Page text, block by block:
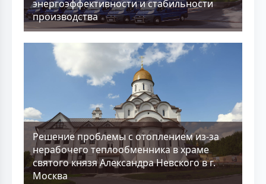
энергоэффективности и стабильности
производства
Решение проблемы с отоплением из-за
нерабочего теплообменника в храме
святого князя Александра Невского в г.
Москва